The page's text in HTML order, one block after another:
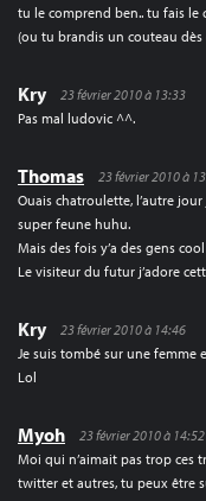
tu le comprend ben.. tu fais le
(ou tu brandis un couteau
Kry
23 février 2010 à 13:33
Pas mal ludovic ^^.
Thomas
23 février 2010 à
Ouais chatroulette, l’autre
super feune huhu.
Mais des fois y’a des gens
Le visiteur du futur j’adore
Kry
23 février 2010 à 14:46
Je suis tombé sur une femme
Lol
Myoh
23 février 2010 à 14:52
Moi qui n’aimait pas trop ces
twitter et autres, tu peux être